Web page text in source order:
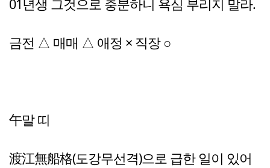
01년생 그것으로 충분하니 욕심 부리지 말라.
금전 △ 매매 △ 애정 × 직장 ○
午말 띠
渡江無船格(도강무선격)으로 급한 일이 있어